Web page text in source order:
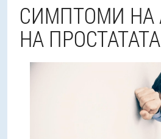
СИМПТОМИ НА
НА ПРОСТАТАТА